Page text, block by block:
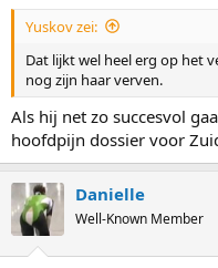
Yuskov zei:
Dat lijkt wel heel erg op het
nog zijn haar verven.
Als hij net zo succesvol
hoofdpijn dossier voor
Danielle
Well-Known Member